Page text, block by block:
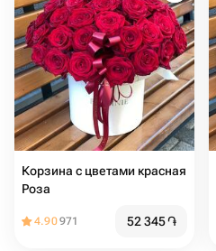
Корзина с цветами красная
Роза
4.90971 52 345֏